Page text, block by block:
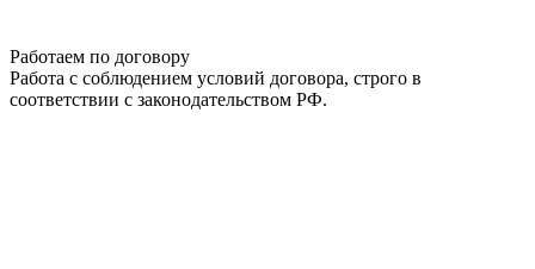
Работаем по договору
Работа с соблюдением условий договора, строго в
соответствии с законодательством РФ.